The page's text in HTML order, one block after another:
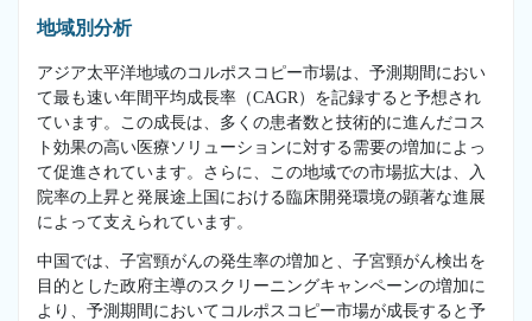
地域別分析
アジア太平洋地域のコルポスコピー市場は、予測期間におい
て最も速い年間平均成長率（CAGR）を記録すると予想され
ています。この成長は、多くの患者数と技術的に進んだコス
ト効果の高い医療ソリューションに対する需要の増加によっ
て促進されています。さらに、この地域での市場拡大は、入
院率の上昇と発展途上国における臨床開発環境の顕著な進展
によって支えられています。
中国では、子宮頸がんの発生率の増加と、子宮頸がん検出を
目的とした政府主導のスクリーニングキャンペーンの増加に
より、予測期間においてコルポスコピー市場が成長すると予